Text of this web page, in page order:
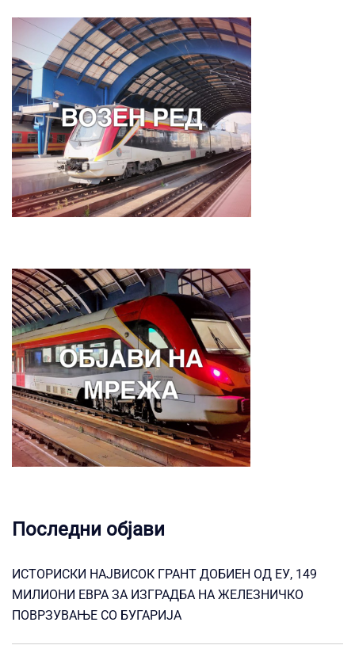
Последни објави
ИСТОРИСКИ НАЈВИСОК ГРАНТ ДОБИЕН ОД ЕУ, 149
МИЛИОНИ ЕВРА ЗА ИЗГРАДБА НА ЖЕЛЕЗНИЧКО
ПОВРЗУВАЊЕ СО БУГАРИЈА